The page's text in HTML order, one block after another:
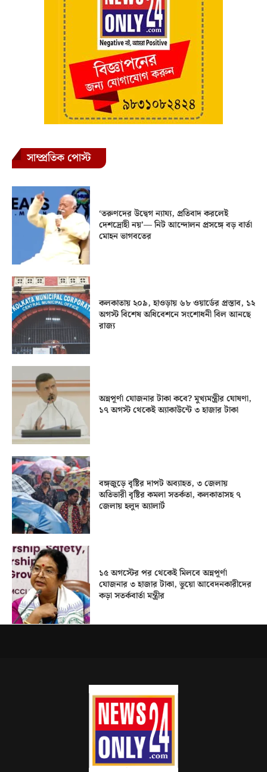
সাম্প্রতিক পোস্ট
‘তরুণদের উদ্বেগ ন্যায্য, প্রতিবাদ করলেই
দেশদ্রোহী নয়’— নিট আন্দোলন প্রসঙ্গে বড় বার্তা
মোহন ভাগবতের
কলকাতায় ২০৯, হাওড়ায় ৬৮ ওয়ার্ডের প্রস্তাব, ১২
অগস্ট বিশেষ অধিবেশনে সংশোধনী বিল আনছে
রাজ্য
অন্নপূর্ণা যোজনার টাকা কবে? মুখ্যমন্ত্রীর ঘোষণা,
১৭ অগস্ট থেকেই অ্যাকাউন্টে ৩ হাজার টাকা
বঙ্গজুড়ে বৃষ্টির দাপট অব্যাহত, ৩ জেলায়
অতিভারী বৃষ্টির কমলা সতর্কতা, কলকাতাসহ ৭
জেলায় হলুদ অ্যালার্ট
১৫ অগস্টের পর থেকেই মিলবে অন্নপূর্ণা
যোজনার ৩ হাজার টাকা, ভুয়ো আবেদনকারীদের
কড়া সতর্কবার্তা মন্ত্রীর